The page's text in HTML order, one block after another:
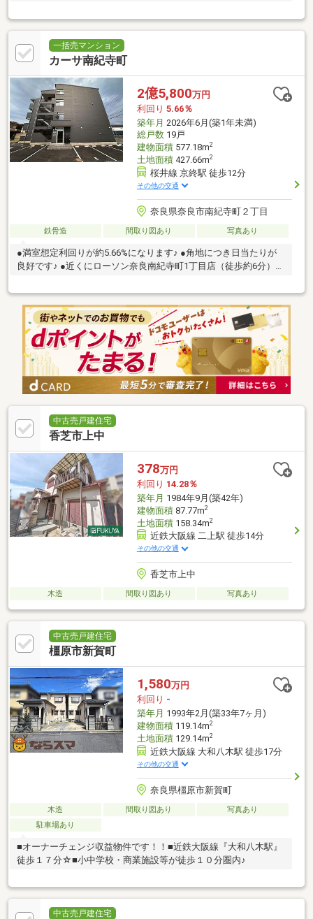
一括売マンション
カーサ南紀寺町
2億5,800万円
利回り 5.66％
築年月 2026年6月(築1年未満)
総戸数19戸
建物面積577.18m2
土地面積427.66m2
桜井線 京終駅 徒歩12分
その他の交通
奈良県奈良市南紀寺町２丁目
鉄骨造 間取り図あり 写真あり
●満室想定利回りが約5.66%になります♪ ●角地につき日当たりが
良好です♪ ●近くにローソン奈良南紀寺町1丁目店（徒歩約6分）が
中古売戸建住宅
香芝市上中
378万円
利回り 14.28％
築年月 1984年9月(築42年)
建物面積87.77m2
土地面積158.34m2
近鉄大阪線 二上駅 徒歩14分
その他の交通
香芝市上中
木造 間取り図あり 写真あり
中古売戸建住宅
橿原市新賀町
1,580万円
利回り -
築年月 1993年2月(築33年7ヶ月)
建物面積119.14m2
土地面積129.14m2
近鉄大阪線 大和八木駅 徒歩17分
その他の交通
奈良県橿原市新賀町
木造 間取り図あり
写真あり
駐車場あり
■オーナーチェンジ収益物件です！！■近鉄大阪線『大和八木駅』
徒歩１７分☆■小中学校・商業施設等が徒歩１０分圏内♪
中古売戸建住宅